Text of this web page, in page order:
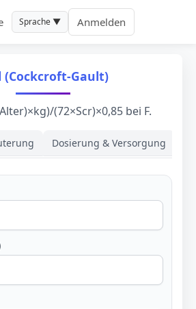
Sprache ▼ Anmelden
(Cockcroft-Gault)
(72×Scr)×0,85 bei F.
Dosierung & Versorgung